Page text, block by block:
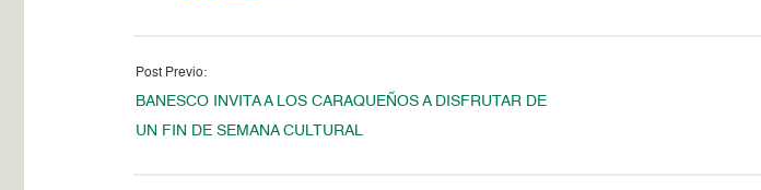
Post Previo:
BANESCO INVITA A LOS CARAQUEÑOS A DISFRUTAR DE
UN FIN DE SEMANA CULTURAL